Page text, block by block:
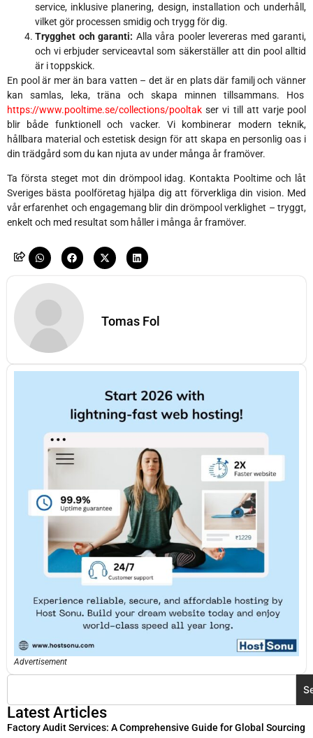
service, inklusive planering, design, installation och underhåll,
vilket gör processen smidig och trygg för dig.
Trygghet och garanti: Alla våra pooler levereras med garanti,
och vi erbjuder serviceavtal som säkerställer att din pool alltid
är i toppskick.
En pool är mer än bara vatten – det är en plats där familj och vänner
kan samlas, leka, träna och skapa minnen tillsammans. Hos
https://www.pooltime.se/collections/pooltak ser vi till att varje pool
blir både funktionell och vacker. Vi kombinerar modern teknik,
hållbara material och estetisk design för att skapa en personlig oas i
din trädgård som du kan njuta av under många år framöver.
Ta första steget mot din drömpool idag. Kontakta Pooltime och låt
Sveriges bästa poolföretag hjälpa dig att förverkliga din vision. Med
vår erfarenhet och engagemang blir din drömpool verklighet – tryggt,
enkelt och med resultat som håller i många år framöver.
Tomas Fol
Advertisement
Latest Articles
Factory Audit Services: A Comprehensive Guide for Global Sourcing